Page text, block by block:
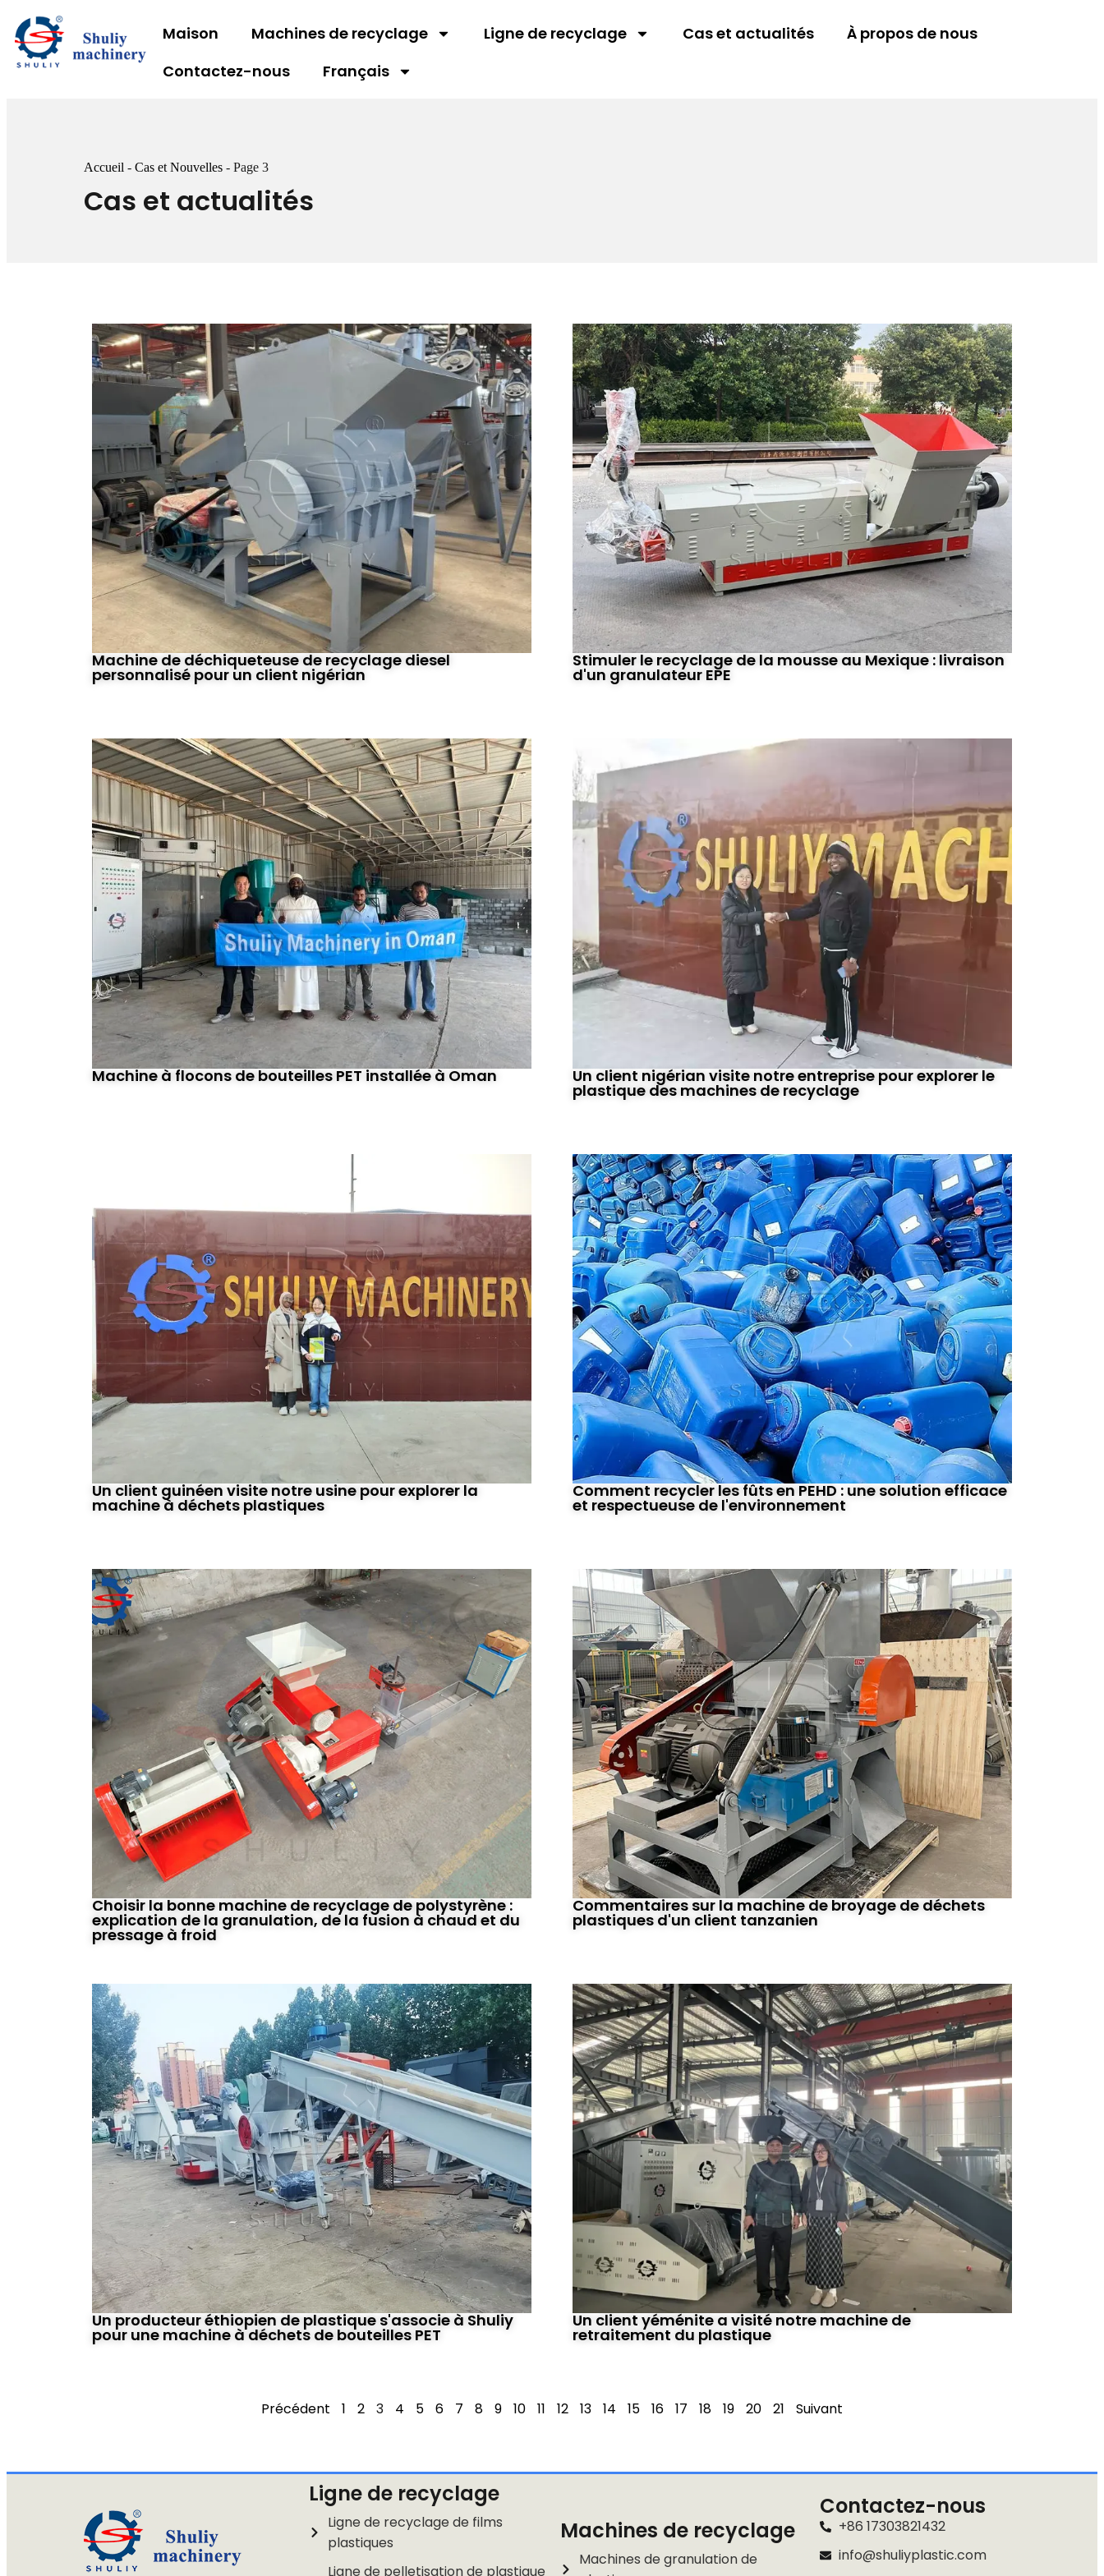
Maison Machines de recyclage Ligne de recyclage Cas et actualités
À propos de nous
Contactez-nous
Français
Accueil - Cas et Nouvelles - Page 3
Cas et actualités
Machine de déchiqueteuse de recyclage diesel
personnalisé pour un client nigérian
Stimuler le recyclage de la mousse au Mexique : livraison
d'un granulateur EPE
Machine à flocons de bouteilles PET installée à Oman Un client nigérian visite notre entreprise pour explorer le
plastique des machines de recyclage
Un client guinéen visite notre usine pour explorer la
machine à déchets plastiques
Comment recycler les fûts en PEHD : une solution efficace
et respectueuse de l'environnement
Choisir la bonne machine de recyclage de polystyrène :
explication de la granulation, de la fusion à chaud et du
pressage à froid
Commentaires sur la machine de broyage de déchets
plastiques d'un client tanzanien
Un producteur éthiopien de plastique s'associe à Shuliy
pour une machine à déchets de bouteilles PET
Un client yéménite a visité notre machine de
retraitement du plastique
Précédent 1 2 3 4 5 6 7 8 9 10 11 12 13 14 15 16 17 18 19 20 21 Suivant
Ligne de recyclage
Ligne de recyclage de films
plastiques
Ligne de pelletisation de plastique
Machines de recyclage
Machines de granulation de
Contactez-nous
+86 17303821432
info@shuliyplastic.com